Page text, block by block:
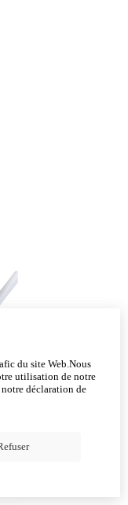
du site Web.Nous
utilisation de notre
déclaration de